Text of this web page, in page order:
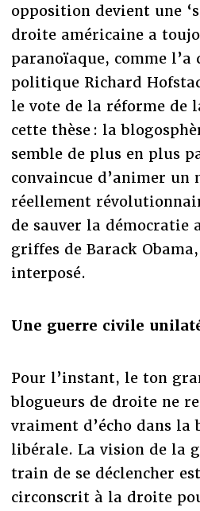
opposition devient une
droite américaine a
paranoïaque, comme l’a
politique Richard
le vote de la réforme de
cette thèse : la
semble de plus en plus
convaincue d’animer un
réellement
de sauver la démocratie
griffes de Barack
interposé.
Une guerre civile
Pour l’instant, le ton
blogueurs de droite ne
vraiment d’écho dans la
libérale. La vision de la
train de se déclencher
circonscrit à la droite